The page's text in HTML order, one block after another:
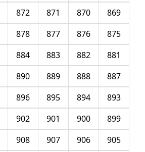
869
870
871
872
875
876
877
878
881
882
883
884
887
888
889
890
893
894
895
896
899
900
901
902
905
906
907
908